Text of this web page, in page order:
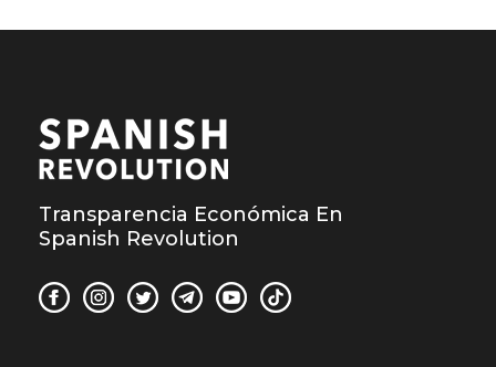
Transparencia Económica En
Spanish Revolution